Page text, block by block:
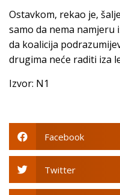
Ostavkom, rekao je,
samo da nema namjeru
da koalicija
drugima neće raditi iza
Izvor: N1
Facebook
Twitter